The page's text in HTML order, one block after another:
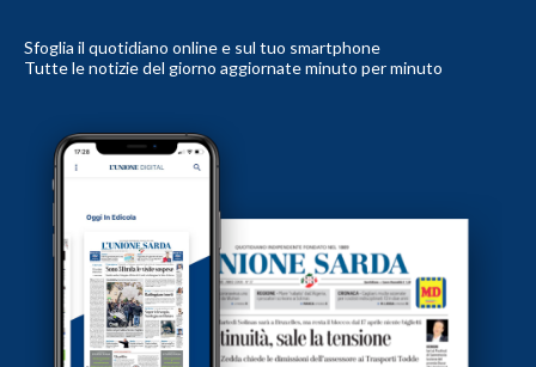
Sfoglia il quotidiano online e sul tuo smartphone
Tutte le notizie del giorno aggiornate minuto per minuto